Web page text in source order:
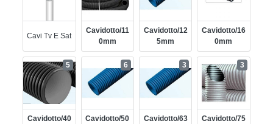
Cavi Tv E Sat
Cavidotto/11
0mm
Cavidotto/12
5mm
Cavidotto/16
0mm
Cavidotto/40
5
Cavidotto/50
6
Cavidotto/63
3
Cavidotto/75
3